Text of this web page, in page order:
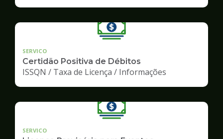
SERVICO
Certidão Positiva de Débitos
ISSQN / Taxa de Licença / Informações
SERVICO